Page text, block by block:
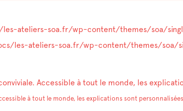
ateliers-soa.fr/wp-content/themes/soa/
les-ateliers-soa.fr/wp-content/themes/soa/
Accessible à tout le monde, les
à tout le monde, les explications sont